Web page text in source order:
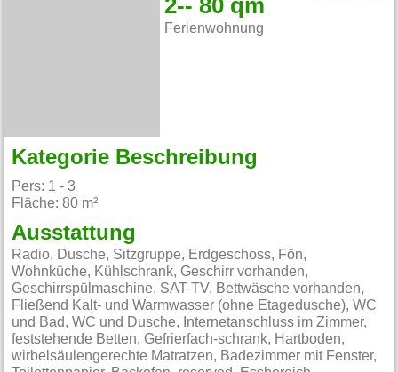
2-- 80 qm
Ferienwohnung
Kategorie Beschreibung
Pers: 1 - 3
Fläche: 80 m²
Ausstattung
Radio, Dusche, Sitzgruppe, Erdgeschoss, Fön,
Wohnküche, Kühlschrank, Geschirr vorhanden,
Geschirrspülmaschine, SAT-TV, Bettwäsche vorhanden,
Fließend Kalt- und Warmwasser (ohne Etagedusche), WC
und Bad, WC und Dusche, Internetanschluss im Zimmer,
feststehende Betten, Gefrierfach-schrank, Hartboden,
wirbelsäulengerechte Matratzen, Badezimmer mit Fenster,